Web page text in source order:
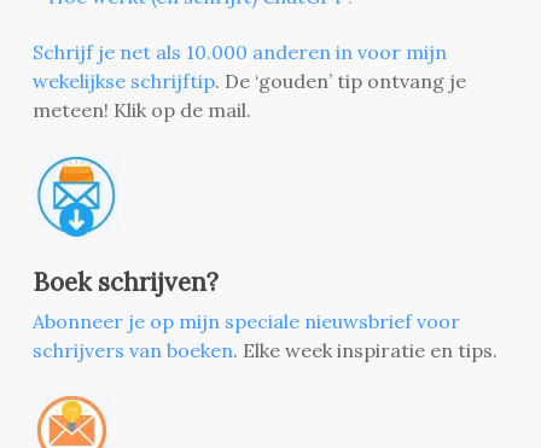
Schrijf je net als 10.000 anderen in voor mijn
wekelijkse schrijftip. De ‘gouden’ tip ontvang je
meteen! Klik op de mail.
Boek schrijven?
Abonneer je op mijn speciale nieuwsbrief voor
schrijvers van boeken. Elke week inspiratie en tips.